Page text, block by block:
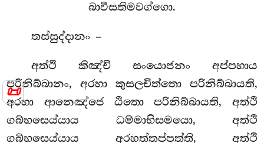
📜
බාවීසතිමවග්ගො.
තස්සුද්දානං –
අත්ථි කිඤ්චි සංයොජනං අප්පහාය
පරිනිබ්බානං, අරහා කුසලචිත්තො පරිනිබ්බායති,
අරහා ආනෙඤ්ජෙ ඨිතො පරිනිබ්බායති, අත්ථි
ගබ්භසෙය්යාය ධම්මාභිසමයො, අත්ථි
ගබ්භසෙය්යාය අරහත්තප්පත්ති, අත්ථි